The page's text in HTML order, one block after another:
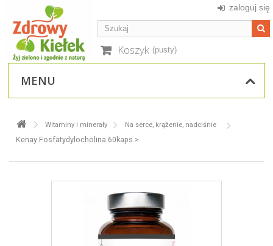
zaloguj się
Koszyk (pusty)
MENU
Witaminy i minerały Na serce, krążenie, nadciśnie
Kenay Fosfatydylocholina 60kaps.>